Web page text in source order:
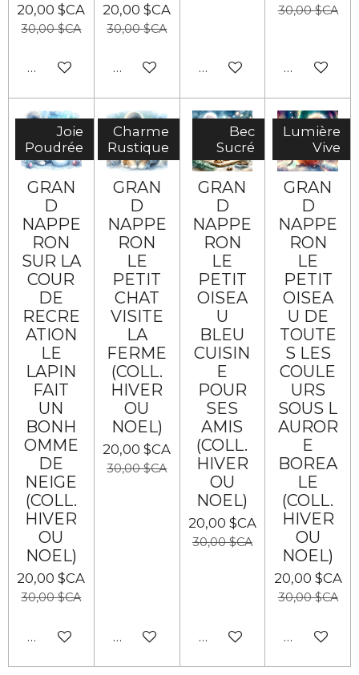
20,00 $CA
30,00 $CA
Ajouter au panier
20,00 $CA
30,00 $CA
Ajouter au panierAjouter au panier
30,00 $CA
Ajouter au
Joie
Poudrée
GRAN
D
NAPPE
RON
SUR LA
COUR
DE
RECRE
ATION
LE
LAPIN
FAIT
UN
BONH
OMME
DE
NEIGE
(COLL.
HIVER
OU
NOEL)
20,00 $CA
30,00 $CA
Ajouter au panier
Charme
Rustique
GRAN
D
NAPPE
RON
LE
PETIT
CHAT
VISITE
LA
FERME
(COLL.
HIVER
OU
NOEL)
20,00 $CA
30,00 $CA
Ajouter au panier
Bec
Sucré
GRAN
D
NAPPE
RON
LE
PETIT
OISEA
U
BLEU
CUISIN
E
POUR
SES
AMIS
(COLL.
HIVER
OU
NOEL)
20,00 $CA
30,00 $CA
Ajouter au panier
Lumière
Vive
GRAN
D
NAPPE
RON
LE
PETIT
OISEA
U DE
TOUTE
S LES
COULE
URS
SOUS L
AUROR
E
BOREA
LE
(COLL.
HIVER
OU
NOEL)
20,00 $CA
30,00 $CA
Ajouter au